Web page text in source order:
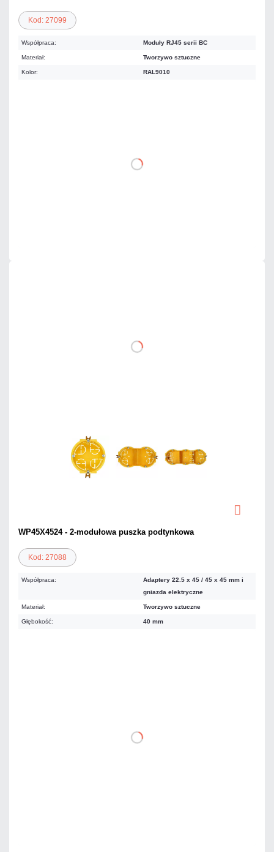
Kod: 27099
Współpraca: Moduły RJ45 serii BC
Materiał: Tworzywo sztuczne
Kolor: RAL9010
DO KOSZYKA
WP45X4524 - 2-modułowa puszka podtynkowa
Kod: 27088
Współpraca:
Adaptery 22.5 x 45 / 45 x 45 mm i
gniazda elektryczne
Materiał: Tworzywo sztuczne
Głębokość: 40 mm